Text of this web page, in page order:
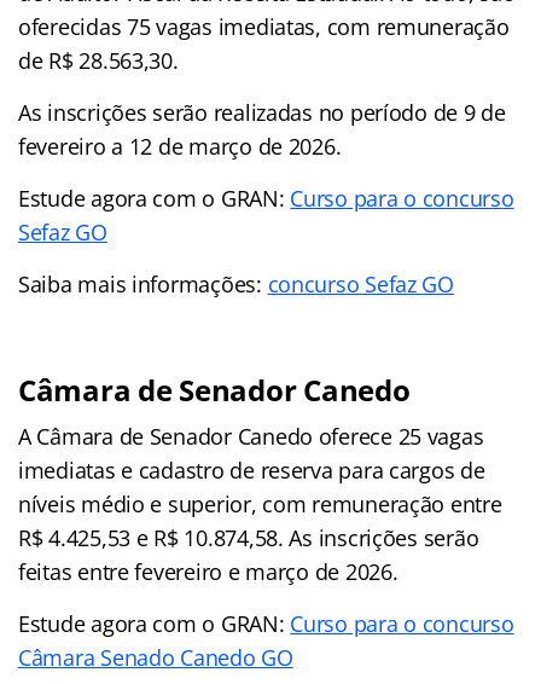
oferecidas 75 vagas imediatas, com remuneração
de R$ 28.563,30.
As inscrições serão realizadas no período de 9 de
fevereiro a 12 de março de 2026.
Estude agora com o GRAN: Curso para o concurso
Sefaz GO
Saiba mais informações: concurso Sefaz GO
Câmara de Senador Canedo
A Câmara de Senador Canedo oferece 25 vagas
imediatas e cadastro de reserva para cargos de
níveis médio e superior, com remuneração entre
R$ 4.425,53 e R$ 10.874,58. As inscrições serão
feitas entre fevereiro e março de 2026.
Estude agora com o GRAN: Curso para o concurso
Câmara Senado Canedo GO